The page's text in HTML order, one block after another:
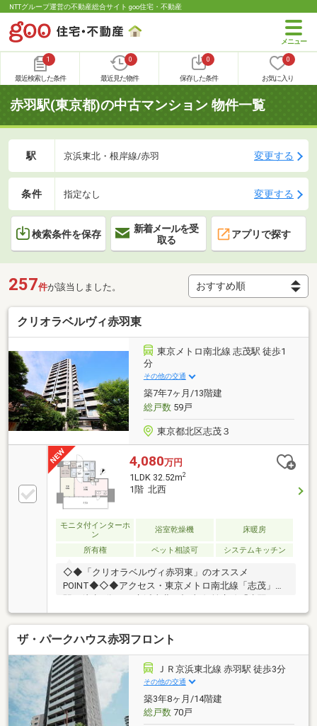
NTTグループ運営の不動産総合サイト goo住宅・不動産
1
最近検索した条件
0
最近見た物件
0
保存した条件
0
お気に入り
赤羽駅(東京都)の中古マンション 物件一覧
駅 京浜東北・根岸線/赤羽 変更する
条件 指定なし 変更する
検索条件を保存
新着メールを受
取る
アプリで探す
257件が該当しました。
クリオラベルヴィ赤羽東
東京メトロ南北線 志茂駅 徒歩1
分
その他の交通
築7年7ヶ月/13階建
総戸数59戸
東京都北区志茂３
4,080万円
1LDK 32.52m2
1階 北西
モニタ付インターホ
ン
浴室乾燥機 床暖房
所有権 ペット相談可 システムキッチン
◇◆「クリオラベルヴィ赤羽東」のオススメ
POINT◆◇◆アクセス・東京メトロ南北線「志茂」
駅 徒歩1分・JR京浜東北・根岸線/埼京線「赤羽」
駅 徒歩16分 他◆2019年2月築、総戸数59戸。◆階下
への足音や生活音を気にせず過ごせる1階住戸。◆LDK
と洋室は、シチュエーションに合わせて一体利用可
能。◆WIC＆SIC付き。住空間を広々お使いいただけま
す。◆オートロック・24時間ゴミ出し可・宅配ボック
スなど共用設備が充実。◆ペット飼育可能(規約制限
有)。◆買い物施設や商店街が徒歩10分圏内に揃う、
利便性の良さも魅力。◆周辺環境・ローソン志茂三丁
目店／徒歩1分(約70ｍ)
ザ・パークハウス赤羽フロント
ＪＲ京浜東北線 赤羽駅 徒歩3分
その他の交通
築3年8ヶ月/14階建
総戸数70戸